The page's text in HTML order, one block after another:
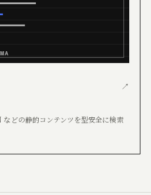
↗
どの静的コンテンツを型安全に検索